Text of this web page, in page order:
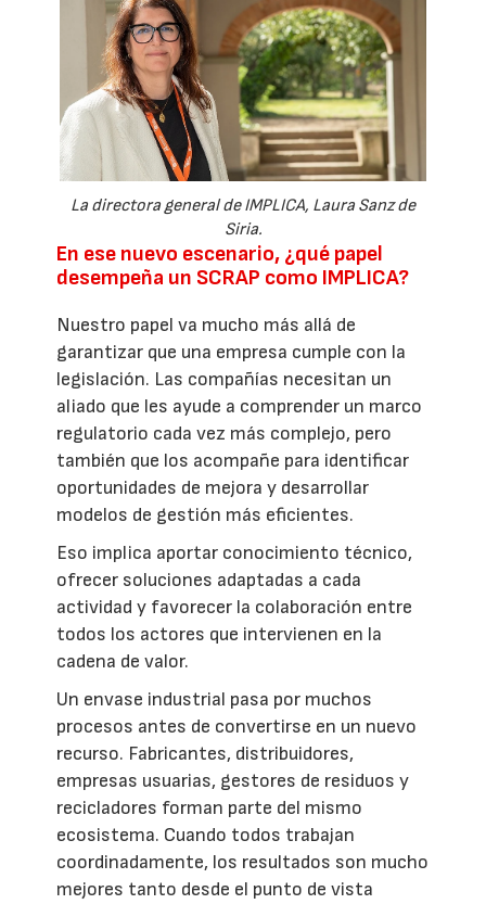
La directora general de IMPLICA, Laura Sanz de
Siria.
En ese nuevo escenario, ¿qué papel
desempeña un SCRAP como IMPLICA?
Nuestro papel va mucho más allá de
garantizar que una empresa cumple con la
legislación. Las compañías necesitan un
aliado que les ayude a comprender un marco
regulatorio cada vez más complejo, pero
también que los acompañe para identificar
oportunidades de mejora y desarrollar
modelos de gestión más eficientes.
Eso implica aportar conocimiento técnico,
ofrecer soluciones adaptadas a cada
actividad y favorecer la colaboración entre
todos los actores que intervienen en la
cadena de valor.
Un envase industrial pasa por muchos
procesos antes de convertirse en un nuevo
recurso. Fabricantes, distribuidores,
empresas usuarias, gestores de residuos y
recicladores forman parte del mismo
ecosistema. Cuando todos trabajan
coordinadamente, los resultados son mucho
mejores tanto desde el punto de vista